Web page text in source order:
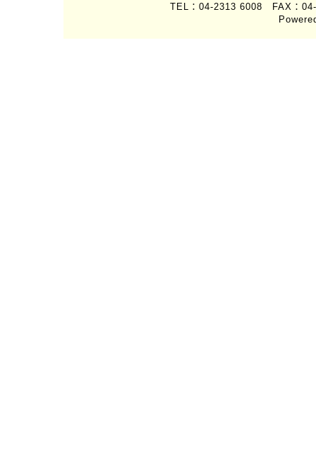
TEL：04-2313 6008 FAX：